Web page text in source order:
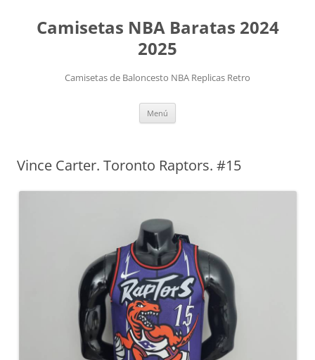
Camisetas NBA Baratas 2024
2025
Camisetas de Baloncesto NBA Replicas Retro
Menú
Vince Carter. Toronto Raptors. #15